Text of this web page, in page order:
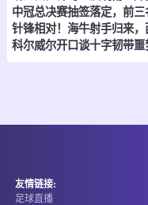
情报
澳维女超
墨尔本城青年女足
友情链接:
足球直播